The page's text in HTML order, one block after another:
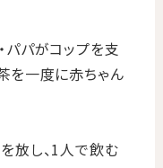
パパがコップを支
を一度に赤ちゃん
放し、1人で飲む